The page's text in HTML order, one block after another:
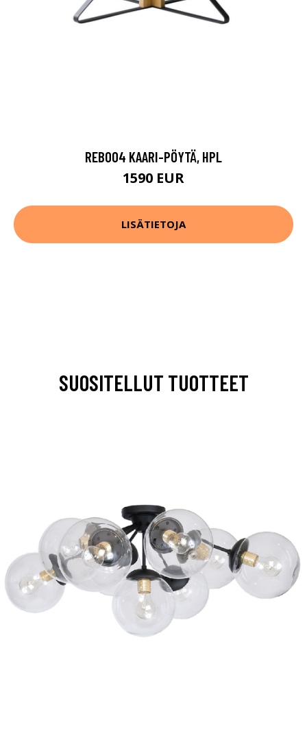
REB004 KAARI-PÖYTÄ, HPL
1590 EUR
LISÄTIETOJA
SUOSITELLUT TUOTTEET